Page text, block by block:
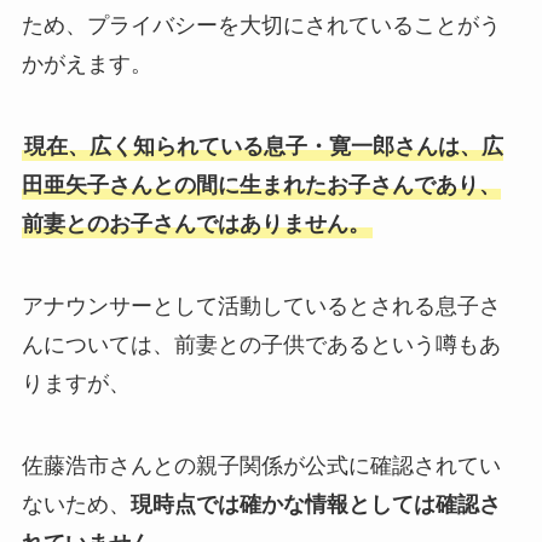
ため、プライバシーを大切にされていることがう
かがえます。
現在、広く知られている息子・寛一郎さんは、広
田亜矢子さんとの間に生まれたお子さんであり、
前妻とのお子さんではありません。
アナウンサーとして活動しているとされる息子さ
んについては、前妻との子供であるという噂もあ
りますが、
佐藤浩市さんとの親子関係が公式に確認されてい
ないため、 現時点では確かな情報としては確認さ